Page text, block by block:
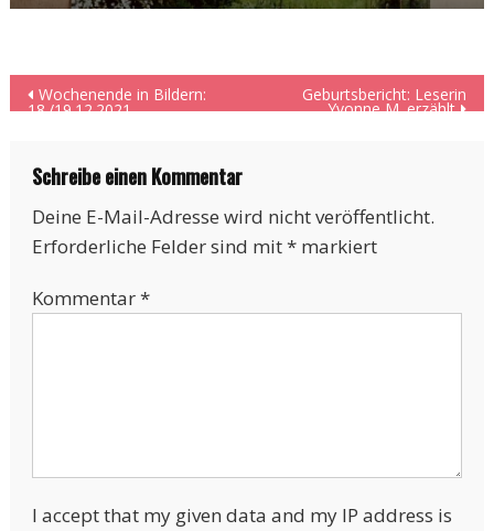
Beitragsnavigation
Wochenende in Bildern:
18./19.12.2021
Geburtsbericht: Leserin
Yvonne M. erzählt
Schreibe einen Kommentar
Deine E-Mail-Adresse wird nicht veröffentlicht.
Erforderliche Felder sind mit*markiert
Kommentar*
I accept that my given data and my IP address is